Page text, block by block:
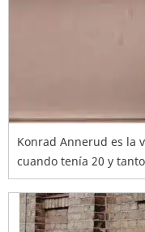
Konrad Annerud es la
cuando tenía 20 y